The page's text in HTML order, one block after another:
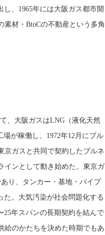
、1965年には大阪ガス都市開
材・BtoCの不動産という多角
、大阪ガスはLNG（液化天然
が稼働し、1972年12月にブル
京ガスと共同で契約したブルネ
インとして動き始めた。東京ガ
り、タンカー・基地・パイプ
た。大気汚染が社会問題化する
25年スパンの長期契約を結んで
給のかたちを決めた時期でもあ